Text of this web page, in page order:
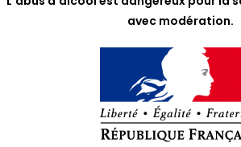
avec modération.